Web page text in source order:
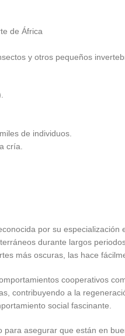
de África
y otros pequeños
de individuos.
cría.
por su
durante largos
más oscuras, las hace
cooperativos
contribuyendo a la
social fascinante.
asegurar que están en